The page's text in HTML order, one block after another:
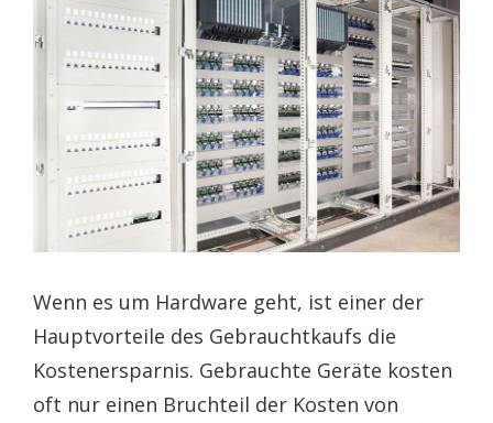
Wenn es um Hardware geht, ist einer der
Hauptvorteile des Gebrauchtkaufs die
Kostenersparnis. Gebrauchte Geräte kosten
oft nur einen Bruchteil der Kosten von